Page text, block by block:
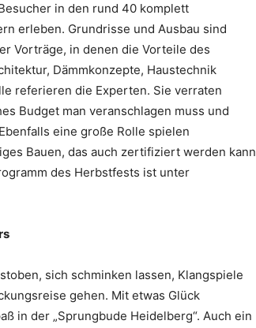
in den rund 40 komplett
erleben. Grundrisse und Ausbau sind
Vorträge, in denen die Vorteile des
Dämmkonzepte, Haustechnik
referieren die Experten. Sie verraten
Budget man veranschlagen muss und
eine große Rolle spielen
Bauen, das auch zertifiziert werden kann
des Herbstfests ist unter
sich schminken lassen, Klangspiele
gehen. Mit etwas Glück
in der „Sprungbude Heidelberg“. Auch ein